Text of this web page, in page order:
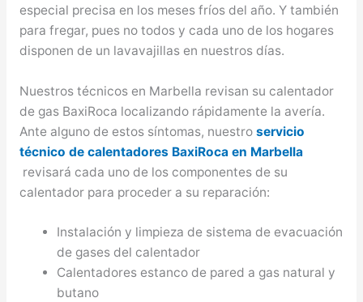
especial precisa en los meses fríos del año. Y también
para fregar, pues no todos y cada uno de los hogares
disponen de un lavavajillas en nuestros días.
Nuestros técnicos en Marbella revisan su calentador
de gas BaxiRoca localizando rápidamente la avería.
Ante alguno de estos síntomas, nuestro servicio
técnico de calentadores BaxiRoca en Marbella
revisará cada uno de los componentes de su
calentador para proceder a su reparación:
Instalación y limpieza de sistema de evacuación
de gases del calentador
Calentadores estanco de pared a gas natural y
butano